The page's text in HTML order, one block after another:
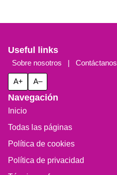
Useful links
Sobre nosotros | Contáctanos
A+ A–
Navegación
Inicio
Todas las páginas
Política de cookies
Política de privacidad